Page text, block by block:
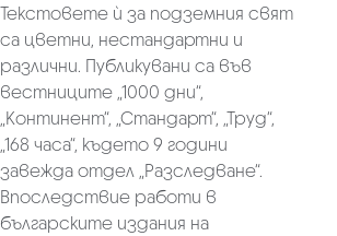
Текстовете ѝ за подземния свят
са цветни, нестандартни и
различни. Публикувани са във
вестниците „1000 дни“,
„Континент“, „Стандарт“, „Труд“,
„168 часа“, където 9 години
завежда отдел „Разследване“.
Впоследствие работи в
българските издания на